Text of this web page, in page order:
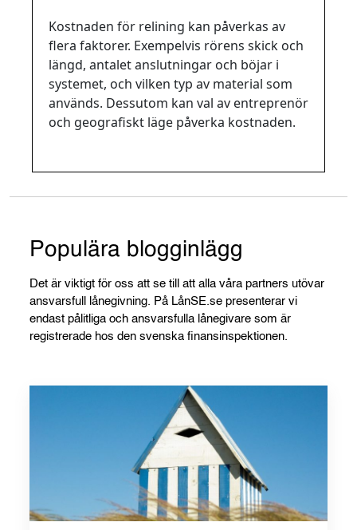
Kostnaden för relining kan påverkas av
flera faktorer. Exempelvis rörens skick och
längd, antalet anslutningar och böjar i
systemet, och vilken typ av material som
används. Dessutom kan val av entreprenör
och geografiskt läge påverka kostnaden.
Populära blogginlägg
Det är viktigt för oss att se till att alla våra partners utövar
ansvarsfull lånegivning. På LånSE.se presenterar vi
endast pålitliga och ansvarsfulla lånegivare som är
registrerade hos den svenska finansinspektionen.